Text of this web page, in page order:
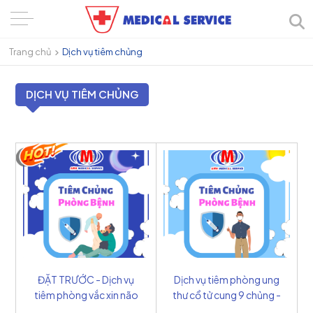
Trang chủ Dịch vụ tiêm chủng
DỊCH VỤ TIÊM CHỦNG
ĐẶT TRƯỚC - Dịch vụ
tiêm phòng vắc xin não
Dịch vụ tiêm phòng ung
thư cổ tử cung 9 chủng -